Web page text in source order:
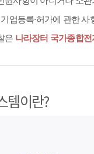
업등록·허가에 관한 사
은 나라장터 국가종합
템이란?